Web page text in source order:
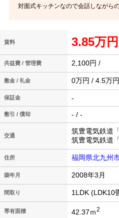
対面式キッチンなので会話しながら
賃料 3.85万円
共益費 / 管理費 2,100円 /
敷金 / 礼金 0万円 / 4.5万円
保証金 -
敷引 / 償却 - / -
交通
筑豊電気鉄道
筑豊電気鉄道
住所 福岡県北九州
築年月 2008年3月
間取り 1LDK (LDK10
専有面積 42.37ｍ2